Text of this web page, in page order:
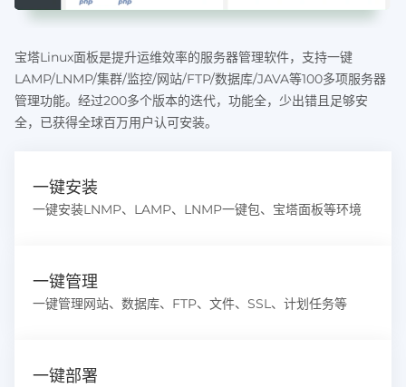
宝塔Linux面板是提升运维效率的服务器管理软件，支持一键
LAMP/LNMP/集群/监控/网站/FTP/数据库/JAVA等100多项服务器
管理功能。经过200多个版本的迭代，功能全，少出错且足够安
全，已获得全球百万用户认可安装。
一键安装
一键安装LNMP、LAMP、LNMP一键包、宝塔面板等环境
一键管理
一键管理网站、数据库、FTP、文件、SSL、计划任务等
一键部署